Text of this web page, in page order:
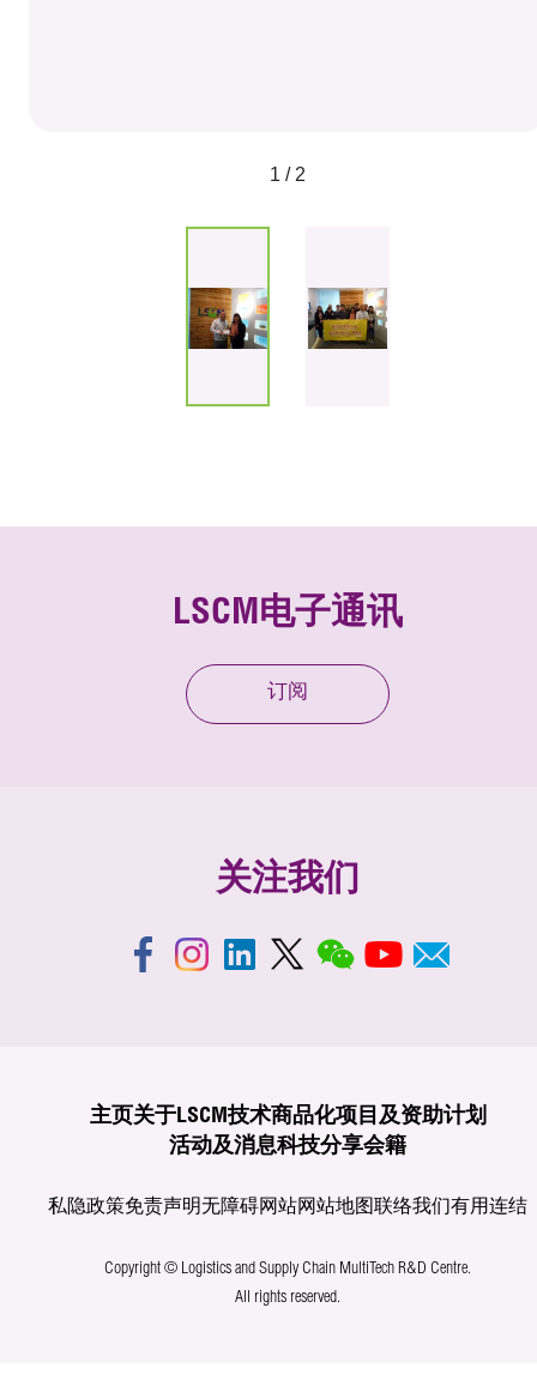
1 / 2
LSCM电子通讯
订阅
关注我们
主页关于LSCM技术商品化项目及资助计划
活动及消息科技分享会籍
私隐政策免责声明无障碍网站网站地图联络我们有用连结
Copyright © Logistics and Supply Chain MultiTech R&D Centre.
All rights reserved.